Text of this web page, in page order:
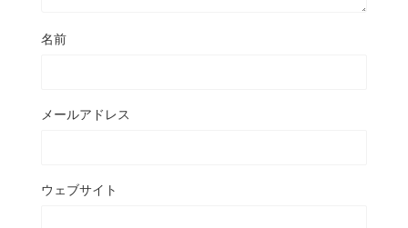
名前
メールアドレス
ウェブサイト